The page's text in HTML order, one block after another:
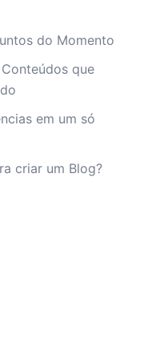
do Momento
que
em um só
criar um Blog?